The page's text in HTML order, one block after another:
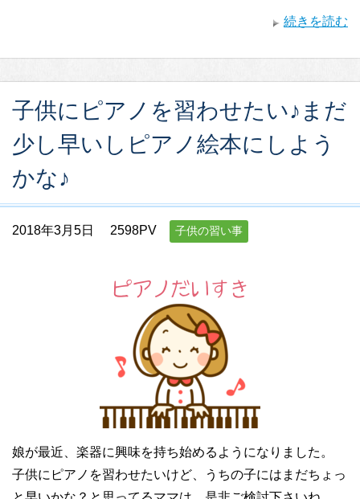
続きを読む
子供にピアノを習わせたい♪まだ
少し早いしピアノ絵本にしよう
かな♪
2018年3月5日 2598PV 子供の習い事
娘が最近、楽器に興味を持ち始めるようになりました。
子供にピアノを習わせたいけど、うちの子にはまだちょっ